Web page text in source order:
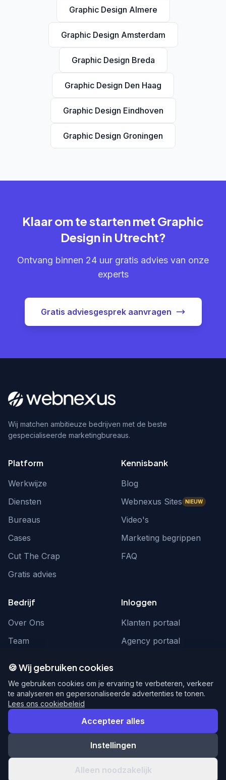
Graphic Design Almere
Graphic Design Amsterdam
Graphic Design Breda
Graphic Design Den Haag
Graphic Design Eindhoven
Graphic Design Groningen
Klaar om te starten met Graphic
Design in Utrecht?
Ontvang binnen 24 uur gratis advies van onze
experts
Gratis adviesgesprek aanvragen
Wij matchen ambitieuze bedrijven met de beste
gespecialiseerde marketingbureaus.
Platform
Werkwijze
Diensten
Bureaus
Cases
Cut The Crap
Gratis advies
Kennisbank
Blog
Webnexus Sites NIEUW
Video's
Marketing begrippen
FAQ
Bedrijf
Over Ons
Team
Inloggen
Klanten portaal
Agency portaal
hello@webnexus.nl
085 004 1875
© 2026 WebNexus. Alle rechten voorbehouden.
PrivacyVoorwaarden
🍪 Wij gebruiken cookies
We gebruiken cookies om je ervaring te verbeteren, verkeer
te analyseren en gepersonaliseerde advertenties te tonen.
Lees ons cookiebeleid
Accepteer alles
Instellingen
Alleen noodzakelijk